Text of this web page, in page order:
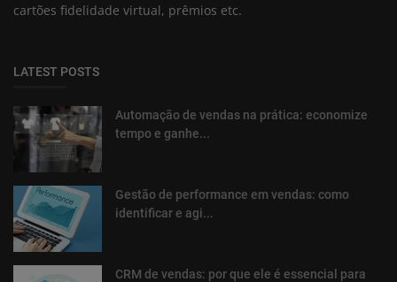
cartões fidelidade virtual, prêmios etc.
LATEST POSTS
Automação de vendas na prática: economize
tempo e ganhe...
Gestão de performance em vendas: como
identificar e agi...
CRM de vendas: por que ele é essencial para